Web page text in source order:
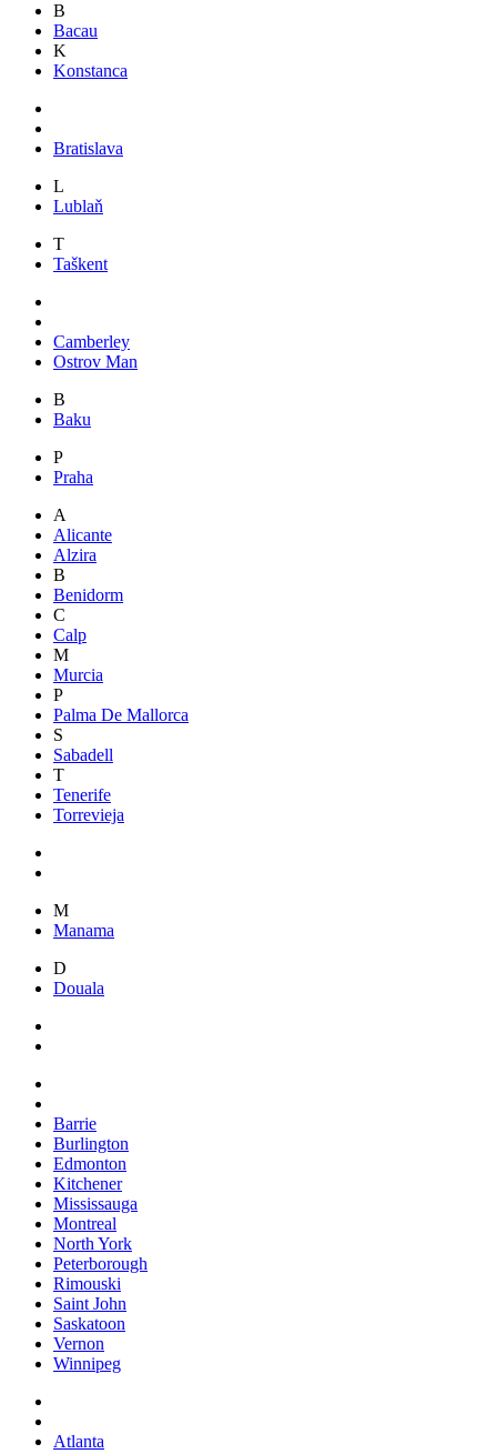
B
Bacau
K
Konstanca
Bratislava
L
Lublaň
T
Taškent
Camberley
Ostrov Man
B
Baku
P
Praha
A
Alicante
Alzira
B
Benidorm
C
Calp
M
Murcia
P
Palma De Mallorca
S
Sabadell
T
Tenerife
Torrevieja
M
Manama
D
Douala
Barrie
Burlington
Edmonton
Kitchener
Mississauga
Montreal
North York
Peterborough
Rimouski
Saint John
Saskatoon
Vernon
Winnipeg
Atlanta